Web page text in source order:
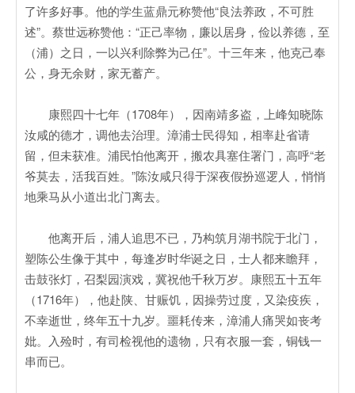
了许多好事。他的学生蓝鼎元称赞他“良法养政，不可胜
述”。蔡世远称赞他：“正己率物，廉以居身，俭以养德，至
（浦）之日，一以兴利除弊为己任”。十三年来，他克己奉
公，身无余财，家无蓄产。
康熙四十七年（1708年），因南靖多盗，上峰知晓陈
汝咸的德才，调他去治理。漳浦士民得知，相率赴省请
留，但未获准。浦民怕他离开，搬农具塞住署门，高呼“老
爷莫去，活我百姓。”陈汝咸只得于深夜假扮巡逻人，悄悄
地乘马从小道出北门离去。
他离开后，浦人追思不已，乃构筑月湖书院于北门，
塑陈公生像于其中，每逢岁时华诞之日，士人都来瞻拜，
击鼓张灯，召梨园演戏，冀祝他千秋万岁。康熙五十五年
（1716年），他赴陕、甘赈饥，因操劳过度，又染疫疾，
不幸逝世，终年五十九岁。噩耗传来，漳浦人痛哭如丧考
妣。入殓时，有司检视他的遗物，只有衣服一套，铜钱一
串而已。